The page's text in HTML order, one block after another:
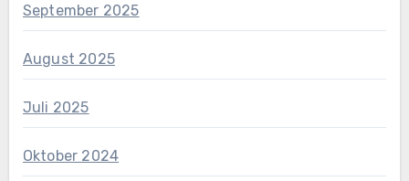
September 2025
August 2025
Juli 2025
Oktober 2024